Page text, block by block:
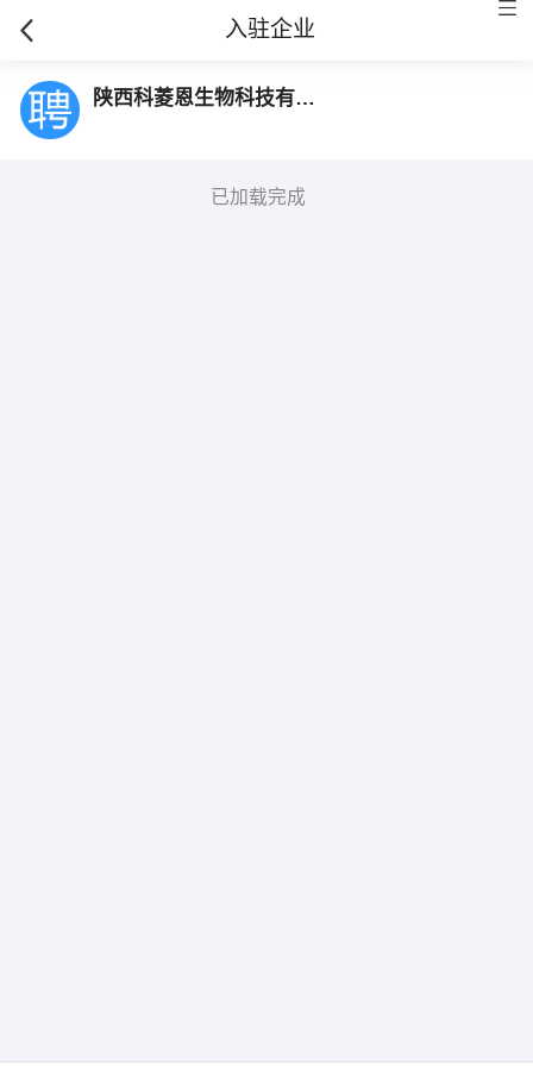
入驻企业
陕西科菱恩生物科技有限公司
已加载完成